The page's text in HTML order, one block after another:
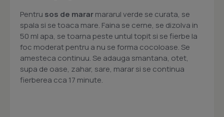
Pentru sos de mararmararul verde se curata, se
spala si se toaca mare. Faina se cerne, se dizolva in
50 ml apa, se toarna peste untul topit si se fierbe la
foc moderat pentru a nu se forma cocoloase. Se
amesteca continuu. Se adauga smantana, otet,
supa de oase, zahar, sare, marar si se continua
fierberea cca 17 minute.